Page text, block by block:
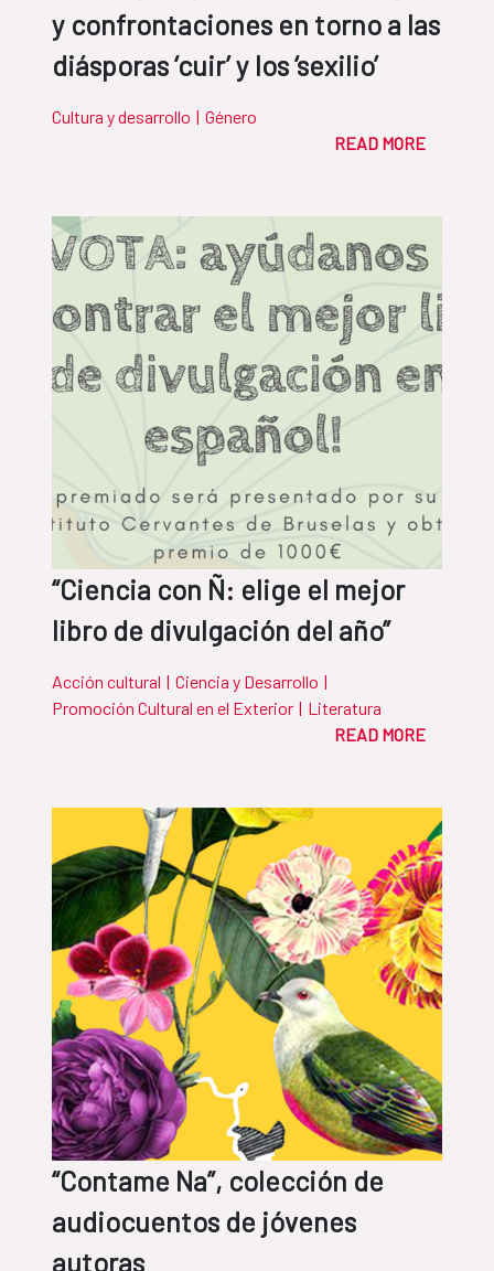
y confrontaciones en torno a las
diásporas ‘cuir’ y los ‘sexilio’
Cultura y desarrollo | Género
READ MORE
“Ciencia con Ñ: elige el mejor
libro de divulgación del año”
Acción cultural | Ciencia y Desarrollo |
Promoción Cultural en el Exterior | Literatura
READ MORE
“Contame Na”, colección de
audiocuentos de jóvenes
autoras